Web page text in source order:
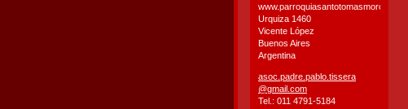
www.parroquiasantotomasmoro.com
Urquiza 1460
Vicente López
Buenos Aires
Argentina
asoc.padre.pablo .tissera
@gmail.com
Tel.: 011 4791-5184